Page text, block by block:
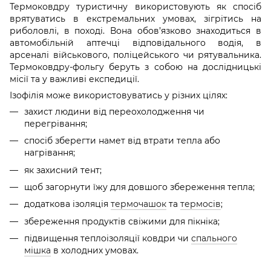
Термоковдру туристичну використовують як спосіб
врятуватись в екстремальних умовах, зігрітись на
риболовлі, в поході. Вона обов’язково знаходиться в
автомобільній аптечці відповідального водія, в
арсеналі військового, поліцейського чи рятувальника.
Термоковдру-фольгу беруть з собою на дослідницькі
місії та у важливі експедиції.
Ізофілія може використовуватись у різних цілях:
захист людини від переохолодження чи
перегрівання;
спосіб зберегти намет від втрати тепла або
нагрівання;
як захисний тент;
щоб загорнути їжу для довшого збереження тепла;
додаткова ізоляція термочашок та термосів;
збереження продуктів свіжими для пікніка;
підвищення теплоізоляції ковдри чи спального
мішка в холодних умовах.